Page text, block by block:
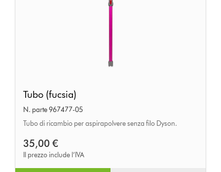
(fucsia)
Tubo (fucsia)
N. parte 967477-05
Tubo di ricambio per aspirapolvere senza filo Dyson.
35,00 €
Il prezzo include l’IVA